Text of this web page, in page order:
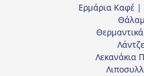
Ερμάρια Καφέ |
Λεκανάκια